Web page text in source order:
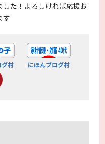
た！よろしければ応援お
す
グ村 にほんブログ村